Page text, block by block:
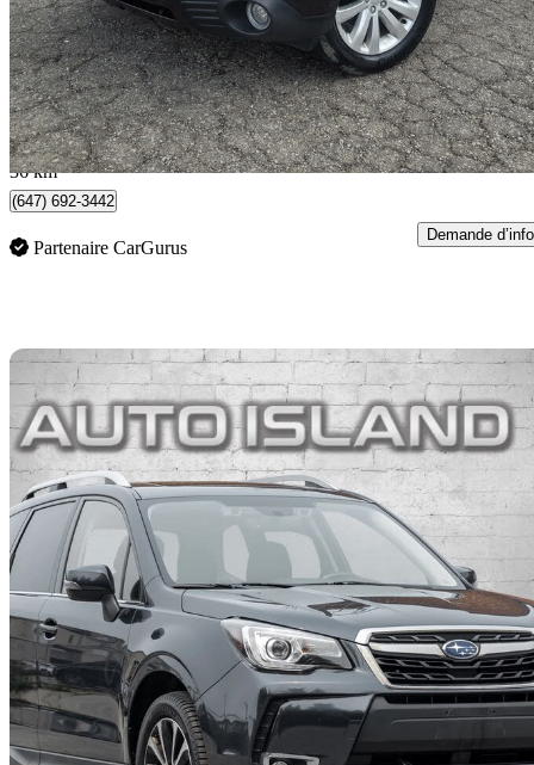
5 299 $ Affaire
93 $/mois env.
Aurora, ON
36 km
(647) 692-3442
Partenaire CarGurus
Demande d’info
2017 Subaru Forester